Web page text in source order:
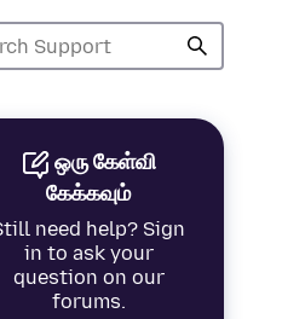
ஒரு கேள்வி
கேக்கவும்
need help? Sign
in to ask your
question on our
forums.